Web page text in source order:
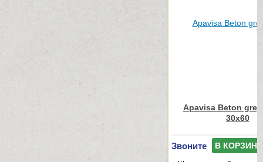
Apavisa Beton
30x60
Звоните В КОРЗИНУ